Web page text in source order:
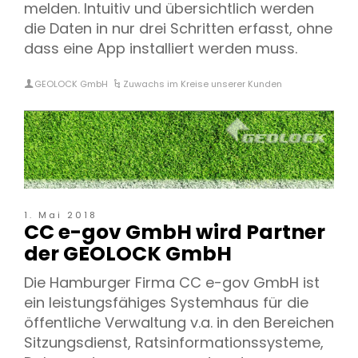
melden. Intuitiv und übersichtlich werden
die Daten in nur drei Schritten erfasst, ohne
dass eine App installiert werden muss.
GEOLOCK GmbH Zuwachs im Kreise unserer Kunden
1. Mai 2018
CC e-gov GmbH wird Partner
der GEOLOCK GmbH
Die Hamburger Firma CC e-gov GmbH ist
ein leistungsfähiges Systemhaus für die
öffentliche Verwaltung v.a. in den Bereichen
Sitzungsdienst, Ratsinformationssysteme,